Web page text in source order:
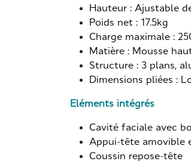
Hauteur : Ajustable
Poids net : 17.5kg
Charge maximale :
Matière : Mousse
Structure : 3 plans,
Dimensions pliées :
Eléments intégrés
Cavité faciale avec
Appui-tête amovible
Coussin repose-tête